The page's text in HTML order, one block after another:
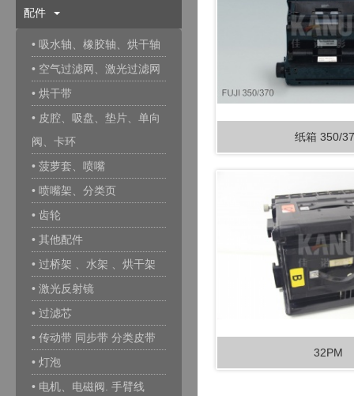
配件
• 吸水轴、橡胶轴、烘干轴
• 空气过滤网、激光过滤网
• 烘干带
• 皮腔、吸盘、垫片、单向
阀、卡环
• 菠萝套、喷嘴
• 喷嘴架、分类页
• 齿轮
• 其他配件
• 过桥架 、水架 、烘干架
• 激光反射镜
• 过滤芯
• 传动带 同步带 分类皮带
• 灯泡
• 电机、电磁阀. 手臂线
纸箱 350/
32PM